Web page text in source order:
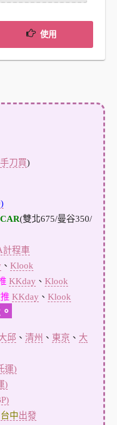
使用
手刀買)
(雙北675/曼谷350/
計程車
、 Klook
KKday 、 Klook
KKday 、 Klook
邱 、 清州 、 東京 、 大
運)
)
台中出發